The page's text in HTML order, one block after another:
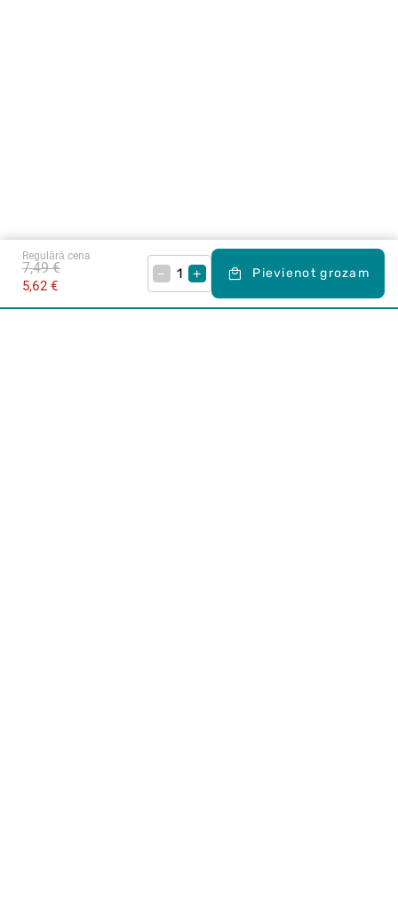
Regulārā cena
5,62 €
7,49 € – + Pievienot grozam